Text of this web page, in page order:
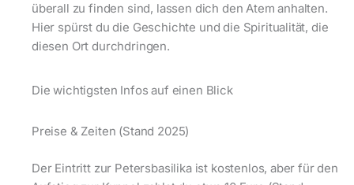
überall zu finden sind, lassen dich den Atem anhalten.
Hier spürst du die Geschichte und die Spiritualität, die
diesen Ort durchdringen.
Die wichtigsten Infos auf einen Blick
Preise & Zeiten (Stand 2025)
Der Eintritt zur Petersbasilika ist kostenlos, aber für den